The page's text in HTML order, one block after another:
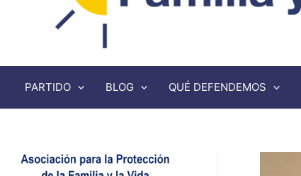
PARTIDO BLOG QUÉ DEFENDEMOS